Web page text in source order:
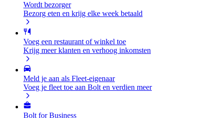
Wordt bezorger
Bezorg eten en krijg elke week betaald
Voeg een restaurant of winkel toe
Krijg meer klanten en verhoog inkomsten
Meld je aan als Fleet-eigenaar
Voeg je fleet toe aan Bolt en verdien meer
Bolt for Business